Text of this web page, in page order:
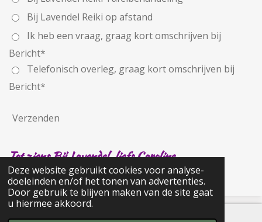
Deze website gebruikt cookies voor analyse-
doeleinden en/of het tonen van advertenties.
Door gebruik te blijven maken van de site gaat
u hiermee akkoord.
Bij Lavendel Reiki op afstand
Ik heb een vraag, graag kort omschrijven bij
Bericht*
Telefonisch overleg, graag kort omschrijven bij
Bericht*
Verzenden
Tot ziens Bij Lavendel, liefs Caroline